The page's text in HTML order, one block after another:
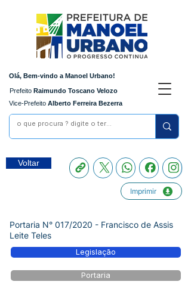
Olá, Bem-vindo a Manoel Urbano!
Prefeito Raimundo Toscano Velozo
Vice-Prefeito Alberto Ferreira Bezerra
Voltar
Imprimir
Portaria N° 017/2020 - Francisco de Assis
Leite Teles
Legislação
Portaria